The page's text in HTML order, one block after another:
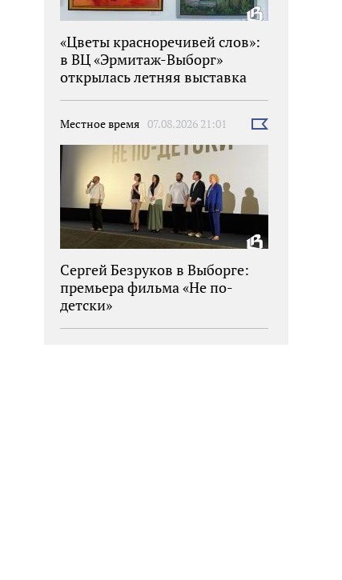
«Цветы красноречивей слов»:
в ВЦ «Эрмитаж-Выборг»
открылась летняя выставка
Местное время 07.08.2026 21:01
Выбрать
Сергей Безруков в Выборге:
премьера фильма «Не по-
детски»